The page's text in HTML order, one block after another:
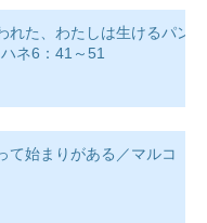
れた、わたしは生けるパン
ネ6：41～51
て始まりがある／マルコ